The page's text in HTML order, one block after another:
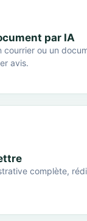
par IA
courrier ou un
avis.
complète,